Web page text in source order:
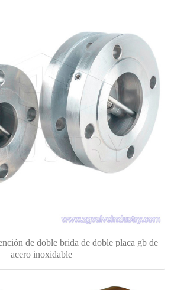
de doble brida de doble placa gb de
acero inoxidable